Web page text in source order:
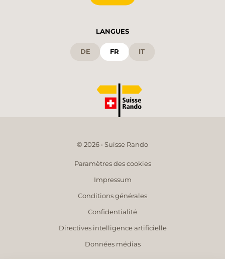
LANGUES
DE FR IT
© 2026 • Suisse Rando
Paramètres des cookies
Impressum
Conditions générales
Confidentialité
Directives intelligence artificielle
Données médias